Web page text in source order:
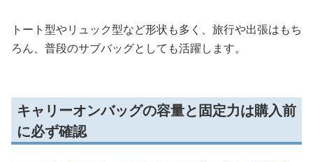
トート型やリュック型など形状も多く、旅行や出張はもち
ろん、普段のサブバッグとしても活躍します。
キャリーオンバッグの容量と固定力は購入前
に必ず確認